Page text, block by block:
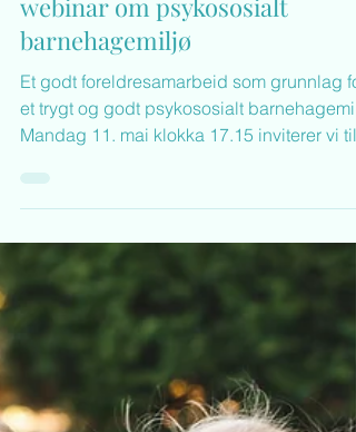
Velkommen til vårens siste
webinar om psykososialt
barnehagemiljø
Et godt foreldresamarbeid som grunnlag for
et trygt og godt psykososialt
Mandag 11. mai klokka 17.15 inviterer vi til
i Barnehagekanalen til et nytt webinar om
gangen skal vi fokusere på samarbeidet
med foreldrene. Gratis for medlemmer og
250,- pr hode for ikke-medlemmer Ønsker
å bestille boka: "Lek og inkludering i
barnehagen som motvekt til utestengelse
mobbing
https://www.adlibris.com/nb/bok/lek-og-